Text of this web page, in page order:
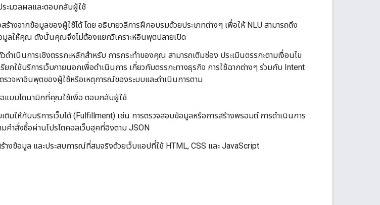
ระมวลผลและตอบกลับผู้ใช้
างจากข้อมูลของผู้ใช้ได้ โดย อธิบายวลีการฝึกอบรมด้วยประเภทต่างๆ เพื่อให้ NLU สามารถดึง
อมูลให้คุณ ดังนั้นคุณจึงไม่ต้องแยกวิเคราะห์อินพุตปลายเปิด
วดำเนินการเชิงตรรกะหลักสำหรับ การกระทำของคุณ สามารถเติมช่อง ประเมินตรรกะตามเงื่อนไข
ยกใช้บริการเว็บภายนอกเพื่อดำเนินการ เกี่ยวกับตรรกะทางธุรกิจ การใช้ฉากต่างๆ ร่วมกับ Intent
ตรวจหาอินพุตของผู้ใช้หรือเหตุการณ์ของระบบและดำเนินการตาม
แบบไดนามิกที่คุณใช้เพื่อ ตอบกลับผู้ใช้
มให้กับบริการเว็บได้ (Fulfillment) เช่น การตรวจสอบข้อมูลหรือการสร้างพรอมต์ การดำเนินการ
คำสั่งซื้อผ่านโปรโตคอลเว็บฮุคที่อิงตาม JSON
างข้อมูล และประสบการณ์ที่สมจริงด้วยเว็บแอปที่ใช้ HTML, CSS และ JavaScript